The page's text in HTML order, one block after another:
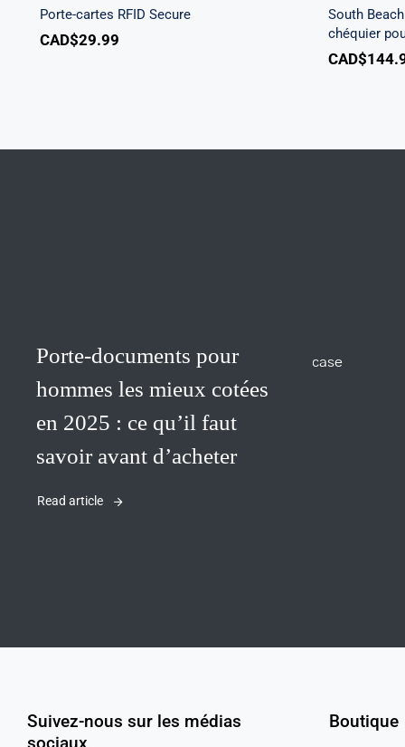
woocommerce.php
woocommerce.php
300
content/themes/Avada/includes/lib/inc/
Porte-cartes RFID Secure
CAD$29.99
South
chéquier
CAD$
Porte-documents pour
hommes les mieux cotées
en 2025 : ce qu’il faut
savoir avant d’acheter
Read article
Suivez-nous sur les médias
Boutique